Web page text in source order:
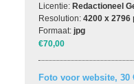
Licentie: Redactioneel
Resolution: 4200 x 2796
Formaat: jpg
€70,00
Foto voor website, 30